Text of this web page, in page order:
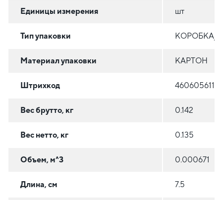
Единицы измерения шт
Тип упаковки КОРОБКА/
Материал упаковки КАРТОН
Штрихкод
Вес брутто, кг 0.142
Вес нетто, кг 0.135
Объем, м^3 0.000671
Длина, см 7.5